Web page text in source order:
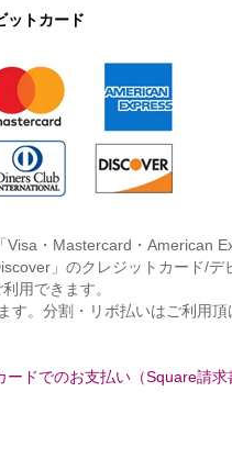
ットカード
Visa・Mastercard・American
」のクレジットカード/デ
用できます。
す。分割・リボ払いはご利用頂
ードでのお支払い（Square請求